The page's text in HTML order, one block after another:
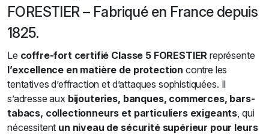
FORESTIER – Fabriqué en France depuis
1825.
Le coffre-fort certifié Classe 5 FORESTIER représente
l’excellence en matière de protection contre les
tentatives d’effraction et d’attaques sophistiquées. Il
s’adresse aux bijouteries, banques, commerces, bars-
tabacs, collectionneurs et particuliers exigeants , qui
nécessitent un niveau de sécurité supérieur pour leurs